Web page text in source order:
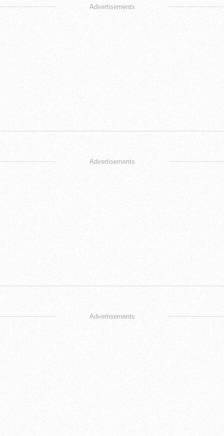
Advertisements
Advertisements
Advertisements